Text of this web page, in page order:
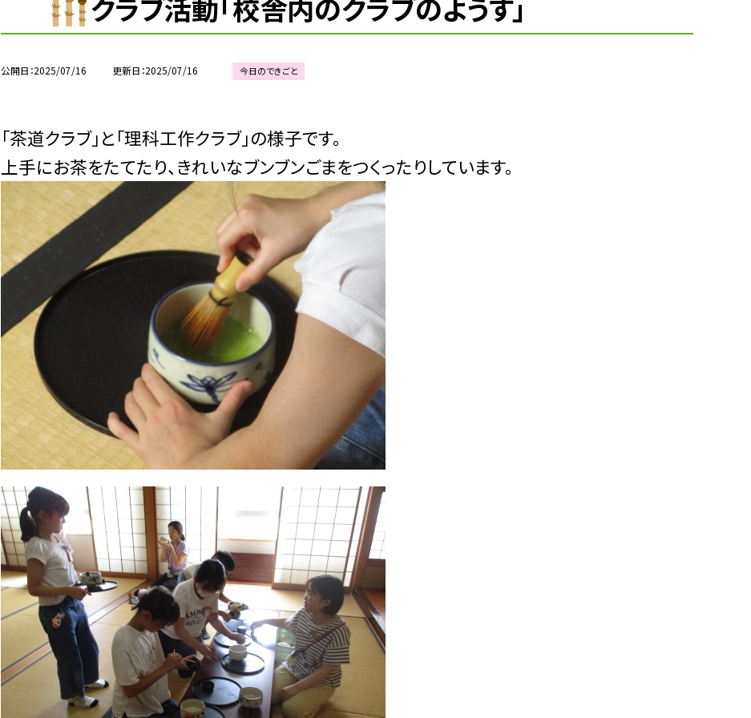
クラブ活動「校舎内のクラブのようす」
公開日 2025/07/16 更新日 2025/07/16 今日のできごと
「茶道クラブ」と「理科工作クラブ」の様子です。
上手にお茶をたてたり、きれいなブンブンごまをつくったりしています。